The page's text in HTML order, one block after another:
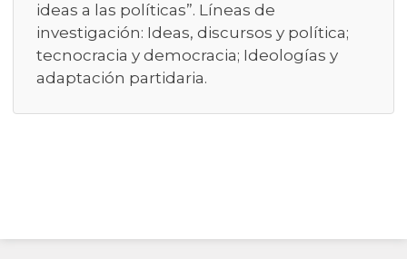
ideas a las políticas”. Líneas de
investigación: Ideas, discursos y política;
tecnocracia y democracia; Ideologías y
adaptación partidaria.